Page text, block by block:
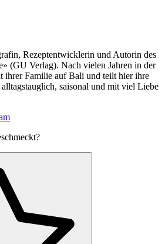
Rezeptentwicklerin und Autorin des
(GU Verlag). Nach vielen Jahren in der
ihrer Familie auf Bali und teilt hier ihre
saisonal und mit viel Liebe